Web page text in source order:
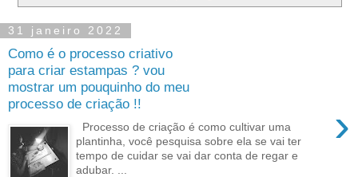
31 janeiro 2022
Como é o processo criativo
para criar estampas ? vou
mostrar um pouquinho do meu
processo de criação !!
›
Processo de criação é como cultivar uma
plantinha, você pesquisa sobre ela se vai ter
tempo de cuidar se vai dar conta de regar e
adubar. ...